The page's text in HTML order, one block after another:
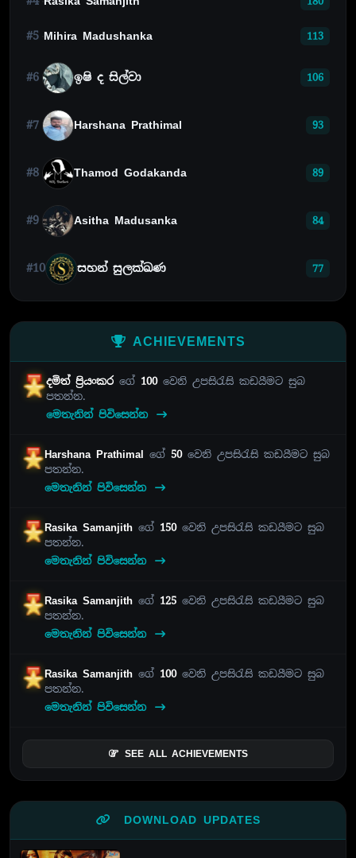
#5 Mihira Madushanka 113
#6 ඉෂි ද සිල්වා 106
#7 Harshana Prathimal 93
#8 Thamod Godakanda 89
#9 Asitha Madusanka 84
#10 සහන් සුලක්ඛණ 77
ACHIEVEMENTS
දමිත් ප්‍රියංකරගේ 100වෙනි උපසිරැසි කඩයීමට සුබ
පතන්න.
මෙතැනින් පිවිසෙන්න
Harshana Prathimal ගේ 50වෙනි උපසිරැසි කඩයීමට සුබ
පතන්න.
මෙතැනින් පිවිසෙන්න
Rasika Samanjithගේ 150වෙනි උපසිරැසි කඩයීමට සුබ
පතන්න.
මෙතැනින් පිවිසෙන්න
Rasika Samanjithගේ 125 වෙනි උපසිරැසි කඩයීමට සුබ
පතන්න.
මෙතැනින් පිවිසෙන්න
Rasika Samanjithගේ 100වෙනි උපසිරැසි කඩයීමට සුබ
පතන්න.
මෙතැනින් පිවිසෙන්න
SEE ALL ACHIEVEMENTS
DOWNLOAD UPDATES